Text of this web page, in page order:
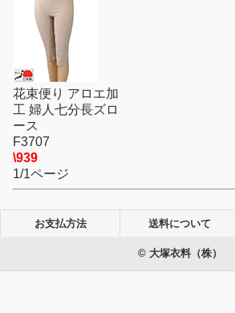
花束便り アロエ加
工 婦人七分長ズロ
ース
F3707
\939
1/1ページ
お支払方法 送料について
© 大塚衣料（株）